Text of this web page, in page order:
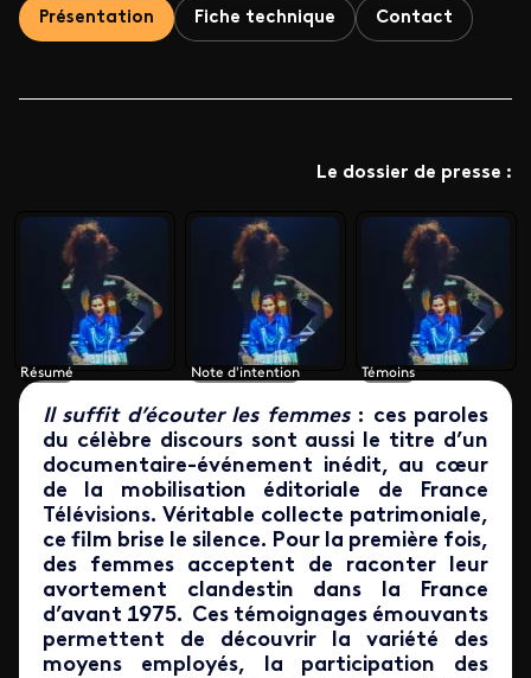
Présentation Fiche technique Contact
Le dossier de presse :
Résumé Note d'intention Témoins
Il suffit d’écouter les femmes: ces paroles
du célèbre discours sont aussi le titre d’un
documentaire-événement inédit, au cœur
de la mobilisation éditoriale de France
Télévisions. Véritable collecte patrimoniale,
ce film brise le silence. Pour la première fois,
des femmes acceptent de raconter leur
avortement clandestin dans la France
d’avant 1975. Ces témoignages émouvants
permettent de découvrir la variété des
moyens employés, la participation des